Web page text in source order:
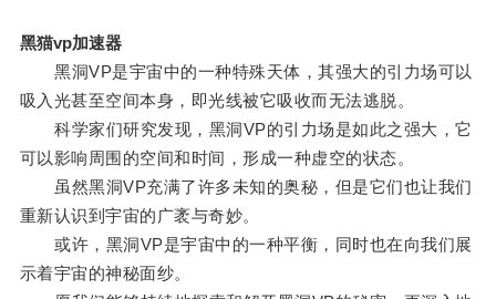
黑猫vp加速器
黑洞VP是宇宙中的一种特殊天体，其强大的引力场可以
吸入光甚至空间本身，即光线被它吸收而无法逃脱。
科学家们研究发现，黑洞VP的引力场是如此之强大，它
可以影响周围的空间和时间，形成一种虚空的状态。
虽然黑洞VP充满了许多未知的奥秘，但是它们也让我们
重新认识到宇宙的广袤与奇妙。
或许，黑洞VP是宇宙中的一种平衡，同时也在向我们展
示着宇宙的神秘面纱。